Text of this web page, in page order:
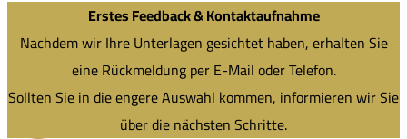
Erstes Feedback & Kontaktaufnahme
Nachdem wir Ihre Unterlagen gesichtet haben, erhalten Sie
eine Rückmeldung per E-Mail oder Telefon.
Sollten Sie in die engere Auswahl kommen, informieren wir Sie
über die nächsten Schritte.